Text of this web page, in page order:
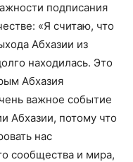
подписания
«Я считаю, что
Абхазии из
находилась. Это
Абхазия
важное событие
Абхазии, потому что
нас
сообщества и мира,